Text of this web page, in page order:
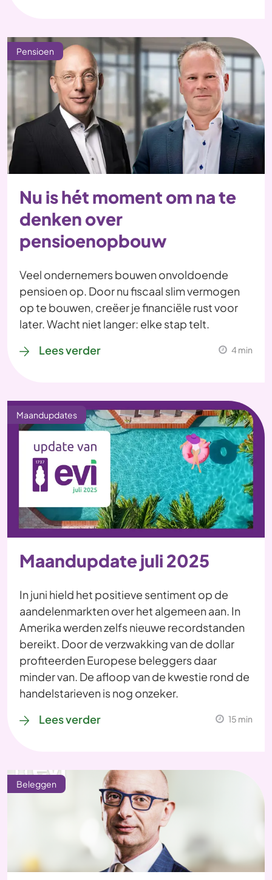
Pensioen
Nu is hét moment om na te
denken over
pensioenopbouw
Veel ondernemers bouwen onvoldoende
pensioen op. Door nu fiscaal slim vermogen
op te bouwen, creëer je financiële rust voor
later. Wacht niet langer: elke stap telt.
Lees verder
4 min
Maandupdates
Maandupdate juli 2025
In juni hield het positieve sentiment op de
aandelenmarkten over het algemeen aan. In
Amerika werden zelfs nieuwe recordstanden
bereikt. Door de verzwakking van de dollar
profiteerden Europese beleggers daar
minder van. De afloop van de kwestie rond de
handelstarieven is nog onzeker.
Lees verder
15 min
Beleggen